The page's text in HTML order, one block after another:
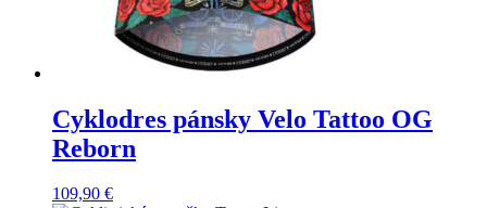
Cyklodres pánsky Velo Tattoo OG
Reborn
109,90 €